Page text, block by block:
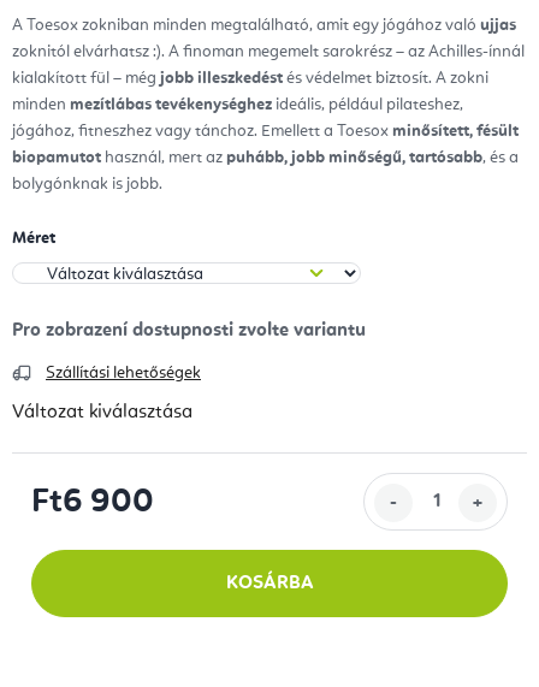
A Toesox zokniban minden megtalálható, amit egy jógához való ujjas
zoknitól elvárhatsz :). A finoman megemelt sarokrész – az Achilles-ínnál
kialakított fül – még jobb illeszkedést és védelmet biztosít. A zokni
minden mezítlábas tevékenységhez ideális, például pilateshez,
jógához, fitneszhez vagy tánchoz. Emellett a Toesox minősített, fésült
biopamutot használ, mert az puhább, jobb minőségű, tartósabb, és a
bolygónknak is jobb.
Méret
Szállítási lehetőségek
Változat kiválasztása
Ft6 900
KOSÁRBA